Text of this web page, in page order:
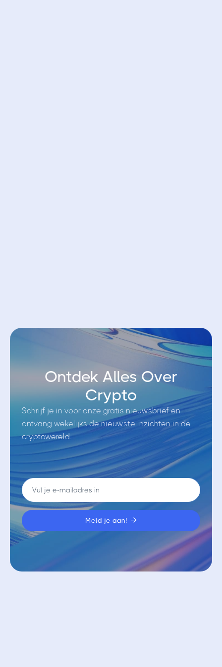
Ontdek Alles Over
Crypto
Schrijf je in voor onze gratis nieuwsbrief en
ontvang wekelijks de nieuwste inzichten in de
cryptowereld.
